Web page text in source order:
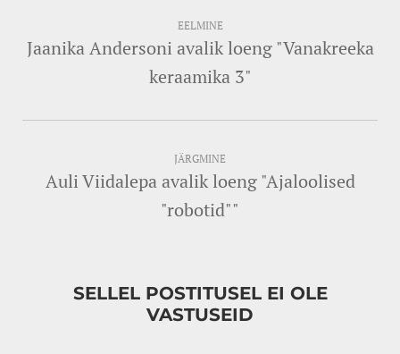
EELMINE
Jaanika Andersoni avalik loeng "Vanakreeka
keraamika 3"
JÄRGMINE
Auli Viidalepa avalik loeng "Ajaloolised
"robotid""
SELLEL POSTITUSEL EI OLE
VASTUSEID